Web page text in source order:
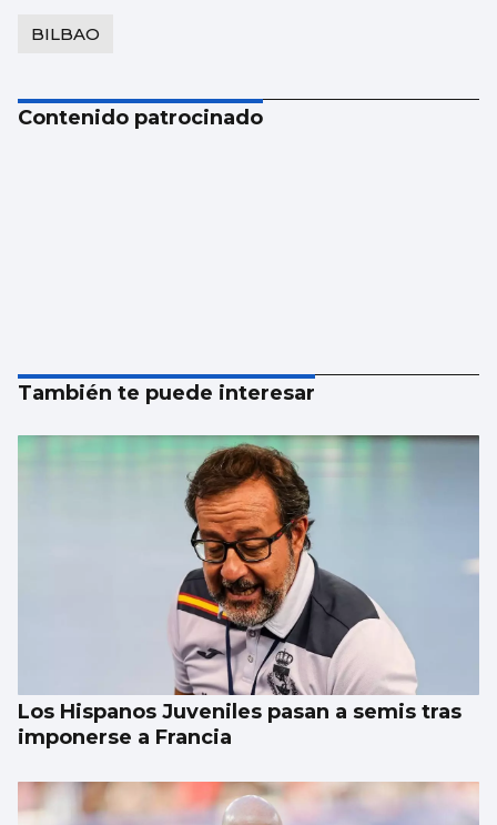
BILBAO
Contenido patrocinado
También te puede interesar
Los Hispanos Juveniles pasan a semis tras
imponerse a Francia